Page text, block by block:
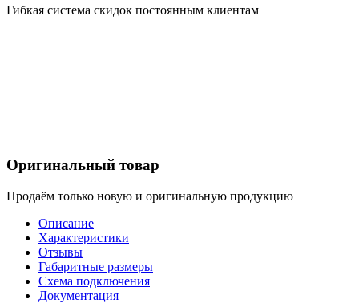
Гибкая система скидок постоянным клиентам
Оригинальный товар
Продаём только новую и оригинальную продукцию
Описание
Характеристики
Отзывы
Габаритные размеры
Схема подключения
Документация